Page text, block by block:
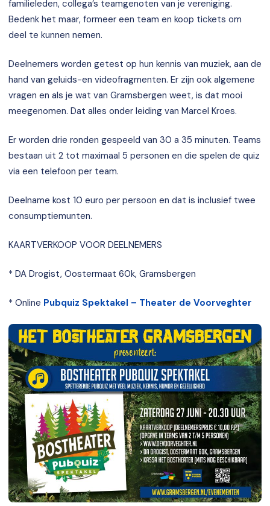
familieleden, collega’s teamgenoten van je vereniging.
Bedenk het maar, formeer een team en koop tickets om
deel te kunnen nemen.
Deelnemers worden getest op hun kennis van muziek, aan de
hand van geluids-en videofragmenten. Er zijn ook algemene
vragen en als je wat van Gramsbergen weet, is dat mooi
meegenomen. Dat alles onder leiding van Marcel Kroes.
Er worden drie ronden gespeeld van 30 a 35 minuten. Teams
bestaan uit 2 tot maximaal 5 personen en die spelen de quiz
via een telefoon per team.
Deelname kost 10 euro per persoon en dat is inclusief twee
consumptiemunten.
KAARTVERKOOP VOOR DEELNEMERS
* DA Drogist, Oostermaat 60k, Gramsbergen
* Online Pubquiz Spektakel – Theater de Voorveghter